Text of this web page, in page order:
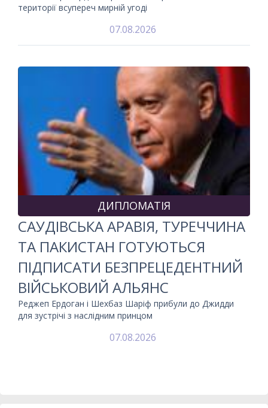
території всупереч мирній угоді
07.08.2026
ДИПЛОМАТІЯ
САУДІВСЬКА АРАВІЯ, ТУРЕЧЧИНА
ТА ПАКИСТАН ГОТУЮТЬСЯ
ПІДПИСАТИ БЕЗПРЕЦЕДЕНТНИЙ
ВІЙСЬКОВИЙ АЛЬЯНС
Реджеп Ердоган і Шехбаз Шаріф прибули до Джидди
для зустрічі з наслідним принцом
07.08.2026